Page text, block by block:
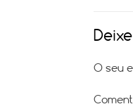
O seu